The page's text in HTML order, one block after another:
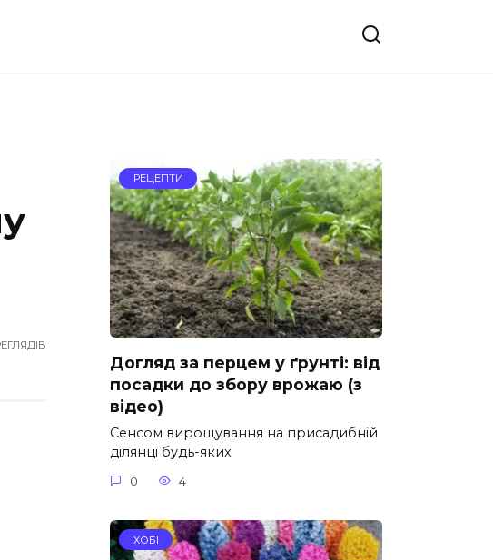
РЕЦЕПТИ
Догляд за перцем у ґрунті: від
посадки до збору врожаю (з
відео)
Сенсом вирощування на присадибній
ділянці будь-яких
0 4
ХОБІ